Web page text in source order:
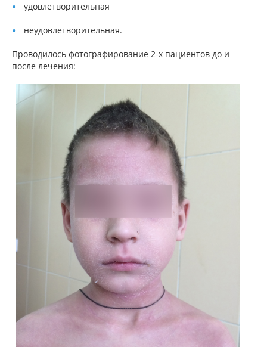
удовлетворительная
неудовлетворительная.
Проводилось фотографирование 2-х пациентов до и
после лечения: